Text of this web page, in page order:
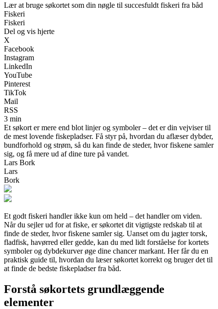
Lær at bruge søkortet som din nøgle til succesfuldt fiskeri fra båd
Fiskeri
Fiskeri
Del og vis hjerte
X
Facebook
Instagram
LinkedIn
YouTube
Pinterest
TikTok
Mail
RSS
3 min
Et søkort er mere end blot linjer og symboler – det er din vejviser til
de mest lovende fiskepladser. Få styr på, hvordan du aflæser dybder,
bundforhold og strøm, så du kan finde de steder, hvor fiskene samler
sig, og få mere ud af dine ture på vandet.
Lars Bork
Lars
Bork
Et godt fiskeri handler ikke kun om held – det handler om viden.
Når du sejler ud for at fiske, er søkortet dit vigtigste redskab til at
finde de steder, hvor fiskene samler sig. Uanset om du jagter torsk,
fladfisk, havørred eller gedde, kan du med lidt forståelse for kortets
symboler og dybdekurver øge dine chancer markant. Her får du en
praktisk guide til, hvordan du læser søkortet korrekt og bruger det til
at finde de bedste fiskepladser fra båd.
Forstå søkortets grundlæggende
elementer